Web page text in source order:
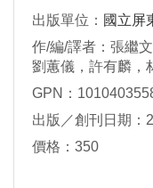
出版單位： 國立屏
作/編/譯者：張繼
劉蕙儀，許有麟，
華，余文琦，呂佳
GPN：
出版／創刊日期：
價格：350